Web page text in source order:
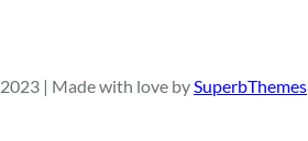
| Made with love bySuperbThemes